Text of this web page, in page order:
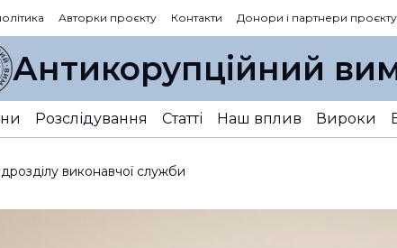
Авторки проєкту Контакти Донори і партнери проєкту
Антикорупційний
Розслідування Статті Наш вплив Вироки
виконавчої служби